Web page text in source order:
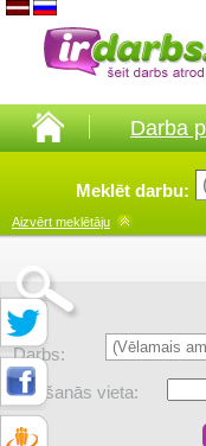
Darba
Meklēt darbu:
Aizvērt meklētāju
Darbs:
Atrašanās vieta: